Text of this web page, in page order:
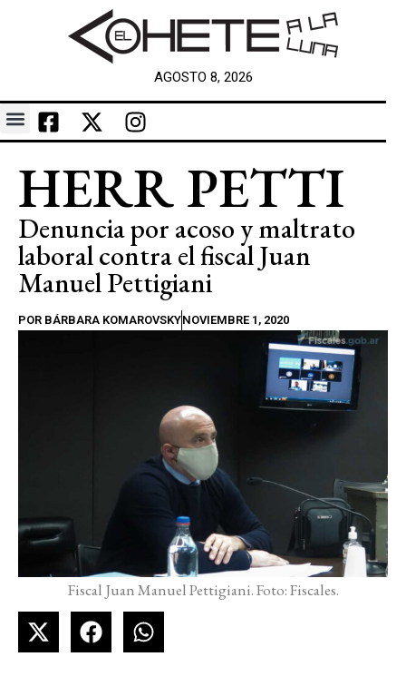
AGOSTO 8, 2026
HERR PETTI
Denuncia por acoso y maltrato
laboral contra el fiscal Juan
Manuel Pettigiani
POR BÁRBARA KOMAROVSKYNOVIEMBRE 1, 2020
Fiscal Juan Manuel Pettigiani. Foto: Fiscales.